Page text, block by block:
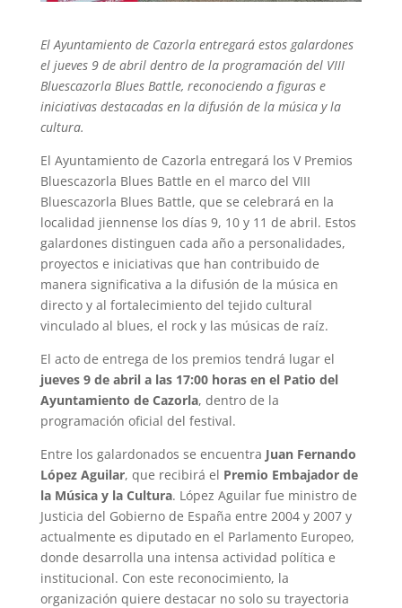
El Ayuntamiento de Cazorla entregará estos galardones
el jueves 9 de abril dentro de la programación del VIII
Bluescazorla Blues Battle, reconociendo a figuras e
iniciativas destacadas en la difusión de la música y la
cultura.
El Ayuntamiento de Cazorla entregará los V Premios
Bluescazorla Blues Battle en el marco del VIII
Bluescazorla Blues Battle, que se celebrará en la
localidad jiennense los días 9, 10 y 11 de abril. Estos
galardones distinguen cada año a personalidades,
proyectos e iniciativas que han contribuido de
manera significativa a la difusión de la música en
directo y al fortalecimiento del tejido cultural
vinculado al blues, el rock y las músicas de raíz.
El acto de entrega de los premios tendrá lugar el
jueves 9 de abril a las 17:00 horas en el Patio del
Ayuntamiento de Cazorla, dentro de la
programación oficial del festival.
Entre los galardonados se encuentra Juan Fernando
López Aguilar, que recibirá el Premio Embajador de
la Música y la Cultura. López Aguilar fue ministro de
Justicia del Gobierno de España entre 2004 y 2007 y
actualmente es diputado en el Parlamento Europeo,
donde desarrolla una intensa actividad política e
institucional. Con este reconocimiento, la
organización quiere destacar no solo su trayectoria